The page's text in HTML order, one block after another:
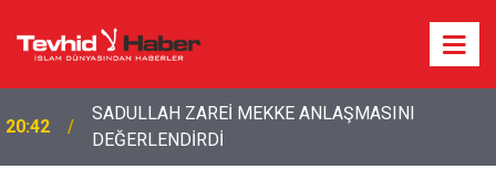
20:20 Bakan Fidan'dan son dakika açıklamalar!